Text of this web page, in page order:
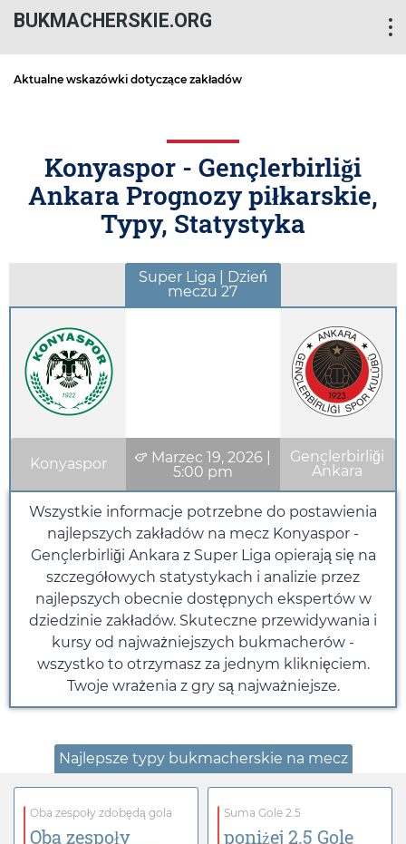
BUKMACHERSKIE.ORG
Aktualne wskazówki dotyczące zakładów
Konyaspor - Gençlerbirliği
Ankara Prognozy piłkarskie,
Typy, Statystyka
Super Liga | Dzień
meczu 27
Konyaspor Marzec 19, 2026
5:00 pm
Gençlerbirliği
Ankara
Wszystkie informacje potrzebne do postawienia
najlepszych zakładów na mecz Konyaspor -
Gençlerbirliği Ankara z Super Liga opierają się na
szczegółowych statystykach i analizie przez
najlepszych obecnie dostępnych ekspertów w
dziedzinie zakładów. Skuteczne przewidywania i
kursy od najważniejszych bukmacherów -
wszystko to otrzymasz za jednym kliknięciem.
Twoje wrażenia z gry są najważniejsze.
Najlepsze typy bukmacherskie na mecz
Oba zespoły zdobędą gola
Oba zespoły
Suma Gole 2.5
poniżej 2.5 Gole